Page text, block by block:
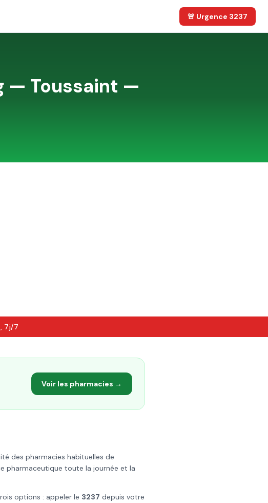
🚨 Urgence 3237
— Toussaint —
7j/7
Voir les pharmacies →
des pharmacies habituelles de
pharmaceutique toute la journée et la
options : appeler le 3237 depuis votre